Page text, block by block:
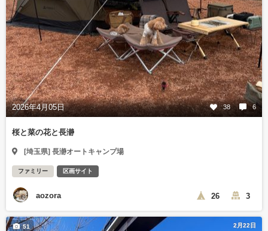
2026年4月05日 38 6
桜と菜の花と長瀞
[埼玉県] 長瀞オートキャンプ場
ファミリー 区画サイト
aozora 26 3
2月22日
51